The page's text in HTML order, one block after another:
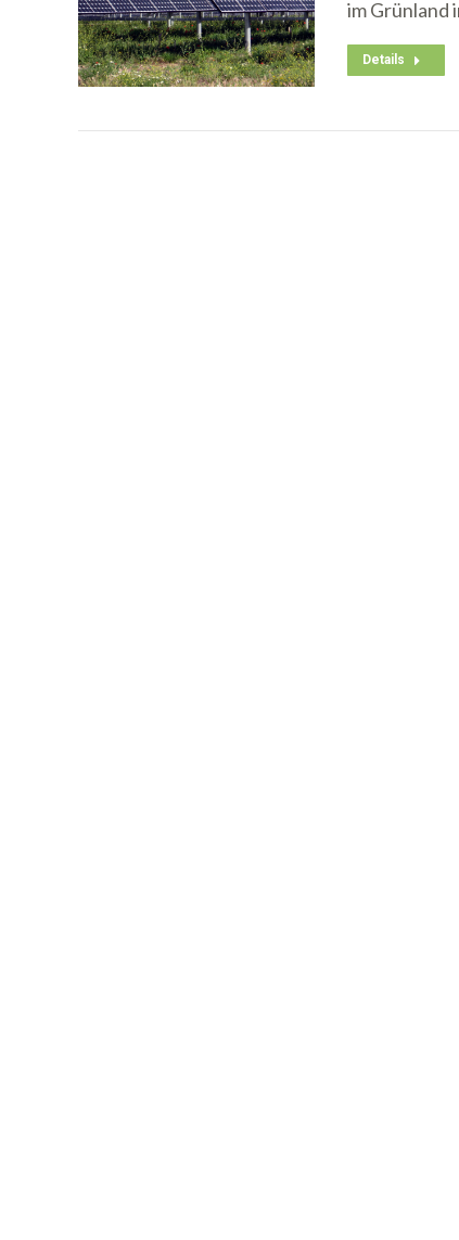
im Grünland
Details